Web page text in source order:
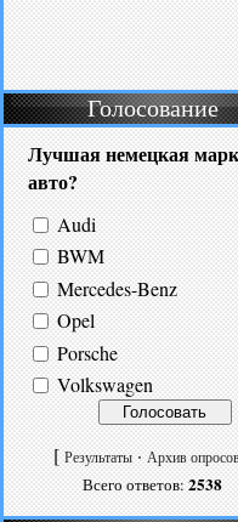
Голосование
Лучшая немецкая
авто?
Audi
BWM
Mercedes-Benz
Opel
Porsche
Volkswagen
[Результаты·Архив
Всего ответов:2538